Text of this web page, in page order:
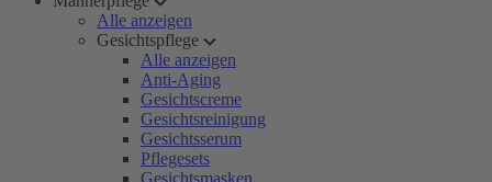
Alle anzeigen
Gesichtspflege
Alle anzeigen
Anti-Aging
Gesichtscreme
Gesichtsreinigung
Gesichtsserum
Pflegesets
Gesichtsmasken